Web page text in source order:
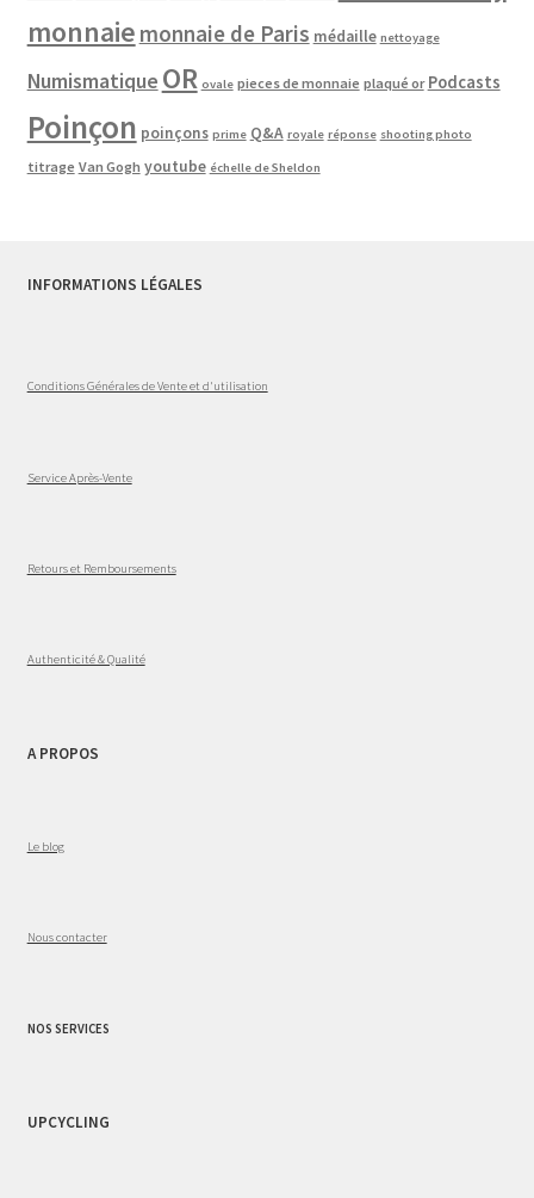
monnaie monnaie de Paris médaille nettoyage
Numismatique OR ovale pieces de monnaie plaqué or Podcasts
Poinçon poinçons prime Q&A royale réponse shooting photo
titrage Van Gogh youtube échelle de Sheldon
INFORMATIONS LÉGALES
Conditions Générales de Vente et d'utilisation
Service Après-Vente
Retours et Remboursements
Authenticité & Qualité
A PROPOS
Le blog
Nous contacter
NOS SERVICES
UPCYCLING